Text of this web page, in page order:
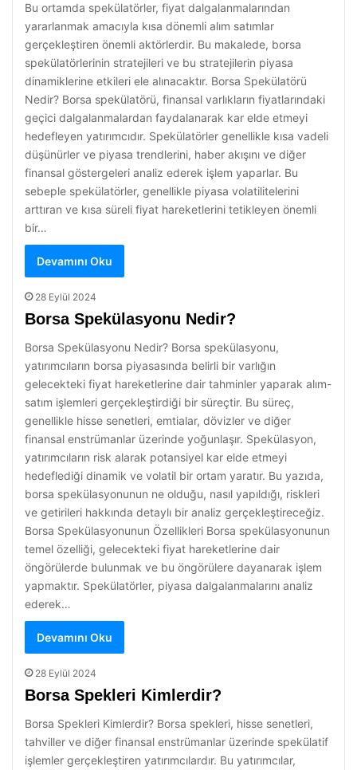
Bu ortamda spekülatörler, fiyat dalgalanmalarından
yararlanmak amacıyla kısa dönemli alım satımlar
gerçekleştiren önemli aktörlerdir. Bu makalede, borsa
spekülatörlerinin stratejileri ve bu stratejilerin piyasa
dinamiklerine etkileri ele alınacaktır. Borsa Spekülatörü
Nedir? Borsa spekülatörü, finansal varlıkların fiyatlarındaki
geçici dalgalanmalardan faydalanarak kar elde etmeyi
hedefleyen yatırımcıdır. Spekülatörler genellikle kısa vadeli
düşünürler ve piyasa trendlerini, haber akışını ve diğer
finansal göstergeleri analiz ederek işlem yaparlar. Bu
sebeple spekülatörler, genellikle piyasa volatilitelerini
arttıran ve kısa süreli fiyat hareketlerini tetikleyen önemli
bir…
Devamını Oku
28 Eylül 2024
Borsa Spekülasyonu Nedir?
Borsa Spekülasyonu Nedir? Borsa spekülasyonu,
yatırımcıların borsa piyasasında belirli bir varlığın
gelecekteki fiyat hareketlerine dair tahminler yaparak alım-
satım işlemleri gerçekleştirdiği bir süreçtir. Bu süreç,
genellikle hisse senetleri, emtialar, dövizler ve diğer
finansal enstrümanlar üzerinde yoğunlaşır. Spekülasyon,
yatırımcıların risk alarak potansiyel kar elde etmeyi
hedeflediği dinamik ve volatil bir ortam yaratır. Bu yazıda,
borsa spekülasyonunun ne olduğu, nasıl yapıldığı, riskleri
ve getirileri hakkında detaylı bir analiz gerçekleştireceğiz.
Borsa Spekülasyonunun Özellikleri Borsa spekülasyonunun
temel özelliği, gelecekteki fiyat hareketlerine dair
öngörülerde bulunmak ve bu öngörülere dayanarak işlem
yapmaktır. Spekülatörler, piyasa dalgalanmalarını analiz
ederek…
Devamını Oku
28 Eylül 2024
Borsa Spekleri Kimlerdir?
Borsa Spekleri Kimlerdir? Borsa spekleri, hisse senetleri,
tahviller ve diğer finansal enstrümanlar üzerinde spekülatif
işlemler gerçekleştiren yatırımcılardır. Bu yatırımcılar,